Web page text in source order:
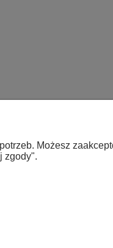
Informacje
Możesz
zgody".